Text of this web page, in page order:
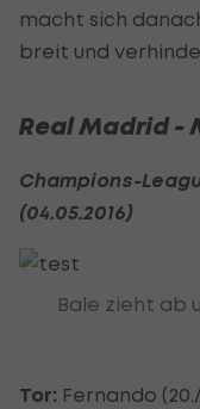
macht sich
breit und
Real Madrid -
Champions-
(04.05.2016)
Bale zieht ab
Tor: Fernando